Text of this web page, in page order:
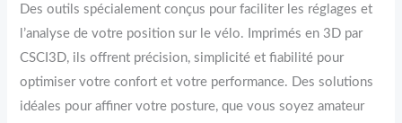
Des outils spécialement conçus pour faciliter les réglages et
l’analyse de votre position sur le vélo. Imprimés en 3D par
CSCI3D, ils offrent précision, simplicité et fiabilité pour
optimiser votre confort et votre performance. Des solutions
idéales pour affiner votre posture, que vous soyez amateur